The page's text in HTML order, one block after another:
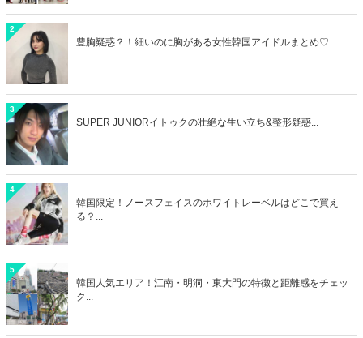
2
豊胸疑惑？！細いのに胸がある女性韓国アイドルまとめ♡
3
SUPER JUNIORイトゥクの壮絶な生い立ち&整形疑惑...
4
韓国限定！ノースフェイスのホワイトレーベルはどこで買え
る？...
5
韓国人気エリア！江南・明洞・東大門の特徴と距離感をチェッ
ク...